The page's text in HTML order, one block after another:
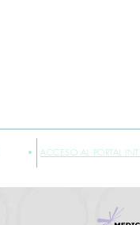
ACCESO AL PORTAL